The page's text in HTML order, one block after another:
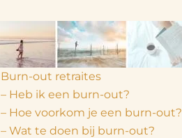
Burn-out retraites
– Heb ik een burn-out?
– Hoe voorkom je een burn-out?
– Wat te doen bij burn-out?